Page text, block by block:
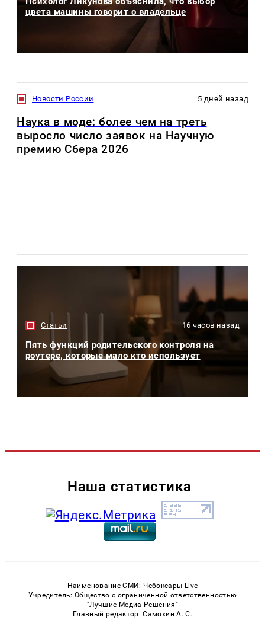
цвета машины говорит о владельце
Новости России 5 дней назад
Наука в моде: более чем на треть
выросло число заявок на Научную
премию Сбера 2026
Статьи 16 часов назад
Пять функций родительского контроля на
роутере, которые мало кто использует
Наша статистика
Наименование СМИ: Чебоксары Live
Учредитель: Общество с ограниченной ответственностью
"Лучшие Медиа Решения"
Главный редактор: Самохин А. С.